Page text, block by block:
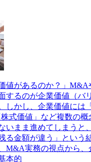
値があるのか？」
するのが企業価値（バ
しかし、企業価値には
式価値」など複数の
いまま進めてしまうと
る金額が違う」という
M&A実務の視点から、
本的